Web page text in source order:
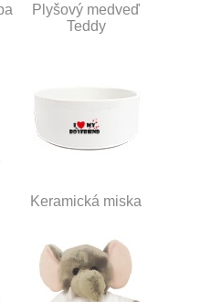
Plyšový medveď
Teddy
Keramická miska